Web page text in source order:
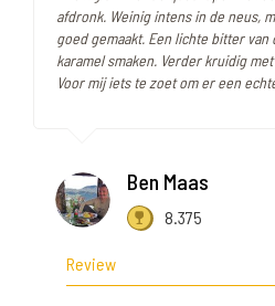
afdronk. Weinig intens in de neus,
goed gemaakt. Een lichte bitter
karamel smaken. Verder kruidig
Voor mij iets te zoet om er een
Ben Maas
8.375
Review